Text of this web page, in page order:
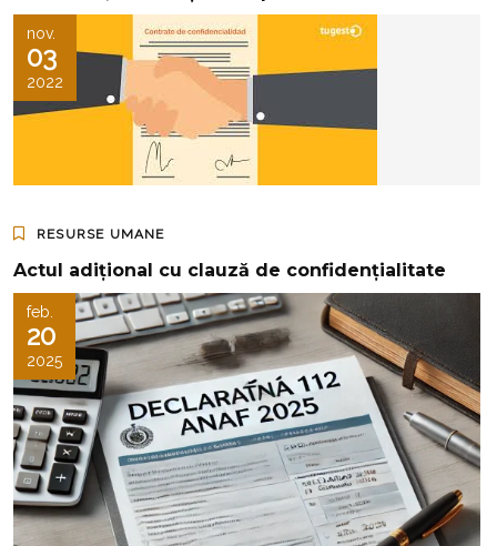
nov.
03
2022
RESURSE UMANE
Actul adițional cu clauză de confidențialitate
feb.
20
2025